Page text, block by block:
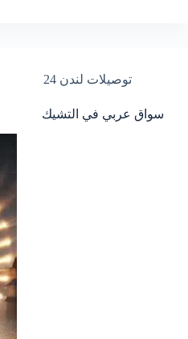
توصيلات لندن 24
سواق عربي في التشيك